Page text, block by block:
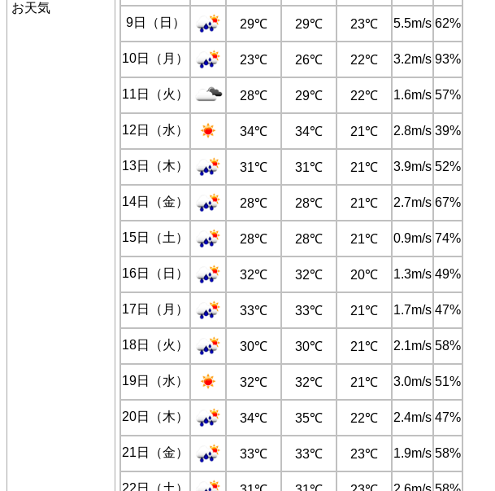
お天気
9日（日） 29℃ 29℃ 23℃ 5.5m/s 62%
10日（月） 23℃ 26℃ 22℃ 3.2m/s 93%
11日（火） 28℃ 29℃ 22℃ 1.6m/s 57%
12日（水） 34℃ 34℃ 21℃ 2.8m/s 39%
13日（木） 31℃ 31℃ 21℃ 3.9m/s 52%
14日（金） 28℃ 28℃ 21℃ 2.7m/s 67%
15日（土） 28℃ 28℃ 21℃ 0.9m/s 74%
16日（日） 32℃ 32℃ 20℃ 1.3m/s 49%
17日（月） 33℃ 33℃ 21℃ 1.7m/s 47%
18日（火） 30℃ 30℃ 21℃ 2.1m/s 58%
19日（水） 32℃ 32℃ 21℃ 3.0m/s 51%
20日（木） 34℃ 35℃ 22℃ 2.4m/s 47%
21日（金） 33℃ 33℃ 23℃ 1.9m/s 58%
22日（土）